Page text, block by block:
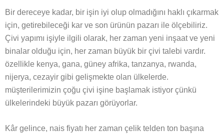
Bir dereceye kadar, bir işin iyi olup olmadığını haklı çıkarmak
için, getirebileceği kar ve son ürünün pazarı ile ölçebiliriz.
Çivi yapımı işiyle ilgili olarak, her zaman yeni inşaat ve yeni
binalar olduğu için, her zaman büyük bir çivi talebi vardır.
özellikle kenya, gana, güney afrika, tanzanya, rwanda,
nijerya, cezayir gibi gelişmekte olan ülkelerde.
müşterilerimizin çoğu çivi işine başlamak istiyor çünkü
ülkelerindeki büyük pazarı görüyorlar.
Kâr gelince, nais fiyatı her zaman çelik telden ton başına